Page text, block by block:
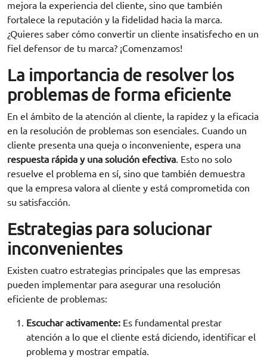
mejora la experiencia del cliente, sino que también
fortalece la reputación y la fidelidad hacia la marca.
¿Quieres saber cómo convertir un cliente insatisfecho en un
fiel defensor de tu marca? ¡Comenzamos!
La importancia de resolver los
problemas de forma eficiente
En el ámbito de la atención al cliente, la rapidez y la eficacia
en la resolución de problemas son esenciales. Cuando un
cliente presenta una queja o inconveniente, espera una
respuesta rápida y una solución efectiva. Esto no solo
resuelve el problema en sí, sino que también demuestra
que la empresa valora al cliente y está comprometida con
su satisfacción.
Estrategias para solucionar
inconvenientes
Existen cuatro estrategias principales que las empresas
pueden implementar para asegurar una resolución
eficiente de problemas:
Escuchar activamente: Es fundamental prestar
atención a lo que el cliente está diciendo, identificar el
problema y mostrar empatía.